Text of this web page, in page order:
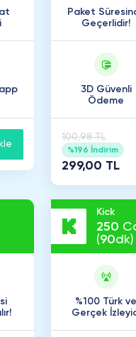
Paket
Geçerlidir!
3D Güvenli
Ödeme
100,98 TL
%196 İndirim
299,00 TL
Kick
250
(90dk)
%100 Türk ve
Gerçek